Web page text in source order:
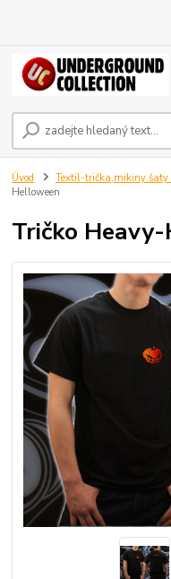
Úvod Textil-trička,mikiny šaty
Helloween
Tričko